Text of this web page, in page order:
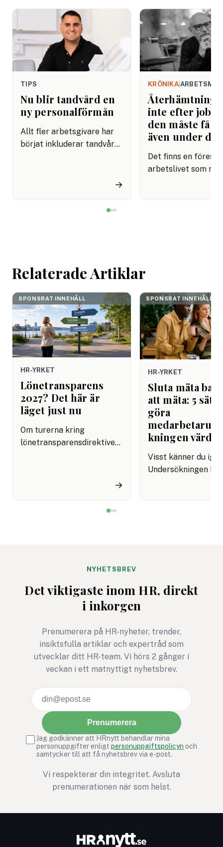
TIPS
Nu blir tandvård en
ny personalförmån
Allt fler arbetsgivare har
börjat inkluderar tandvård i
miljon svenskar uppger att
→
KRÖNIKA|
Återhämtning
inte efter
den måste få
även under
Det finns en
arbetslivet som
Relaterade Artiklar
SPONSRAT INNEHÅLL
HR-YRKET
Lönetransparens
2027? Det här är
läget just nu
Om turerna kring
lönetransparensdirektivet
→
SPONSRAT INNEHÅLL
HR-YRKET
Sluta mäta
att mäta: 5 sätt
göra
kningen
Visst känner du
Undersökningen har
ändå ska lägga tid
något bättre.
den mest HR-
version av ett
januari: full av goda
snabbt bortglömd.
NYHETSBREV
Det viktigaste inom HR, direkt
i inkorgen
Prenumerera på HR-nyheter, trender,
insiktsfulla artiklar och expertråd som
utvecklar ditt HR-team. Vi hörs 2 gånger i
veckan i ett matnyttigt nyhetsbrev.
Prenumerera
Jag godkänner att HRnytt behandlar mina
personuppgifter enligt personuppgiftspolicyn och
samtycker till att få nyhetsbrev via e-post.
Vi respekterar din integritet. Avsluta
prenumerationen när som helst.